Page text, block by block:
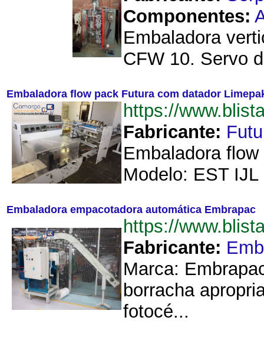
Componentes:
Embaladora
CFW 10. Servo
Embaladora flow pack Futura com datador
https://
Fabricante:
Embaladora
Modelo: EST
Embaladora empacotadora automática Embrapac
https://
Fabricante:
Marca:
borracha
fotocé...